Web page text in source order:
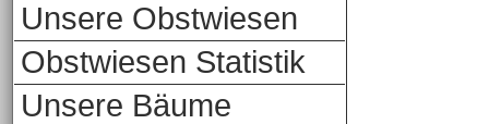
Unsere Obstwiesen
Obstwiesen Statistik
Unsere Bäume